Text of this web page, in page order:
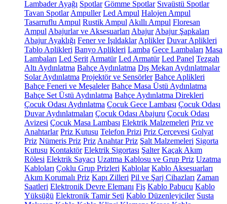
Lambader Ayağı Spotlar Gömme Spotlar Sıvaüstü Spotlar
Tavan Spotlar Ampuller Led Ampul Halojen Ampul
Tasarruflu Ampul Rustik Ampul Akıllı Ampul Floresan
Ampul Abajurlar ve Aksesuarları Abajur Abajur Şapkaları
Abajur Ayaklığı Fener ve Işıldaklar Aplikler Duvar Aplikleri
Tablo Aplikleri Banyo Aplikleri Lamba Gece Lambaları Masa
Lambaları Led Şerit Armatür Led Armatür Led Panel Tezgah
Altı Aydınlatma Bahçe Aydınlatma Dış Mekan Aydınlatmalar
Solar Aydınlatma Projektör ve Sensörler Bahçe Aplikleri
Bahçe Feneri ve Meşaleler Bahçe Masa Üstü Aydınlatma
Bahçe Set Üstü Aydınlatma Bahçe Aydınlatma Direkleri
Çocuk Odası Aydınlatma Çocuk Gece Lambası Çocuk Odası
Duvar Aydınlatmaları Çocuk Odası Abajuru Çocuk Odası
Avizesi Çocuk Masa Lambası Elektrik Malzemeleri Priz ve
Anahtarlar Priz Kutusu Telefon Prizi Priz Çerçevesi Golyat
Priz Nümeris Priz Priz Anahtar Priz Şalt Malzemeleri Sigorta
Kutusu Kontaktör Elektrik Sigortası Şalter Kaçak Akım
Rölesi Elektrik Sayacı Uzatma Kablosu ve Grup Priz Uzatma
Kabloları Çoklu Grup Prizleri Kablolar Kablo Aksesuarları
Akım Korumalı Priz Kapı Zilleri Pil ve Şarj Cihazları Zaman
Saatleri Elektronik Devre Elemanı Fiş Kablo Pabucu Kablo
Yüksüğü Elektronik Tamir Seti Kablo Düzenleyiciler Susta